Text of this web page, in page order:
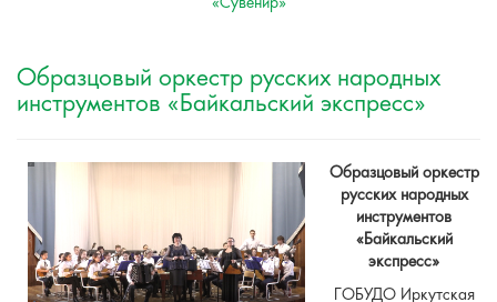
Образцовый оркестр русских народных
инструментов «Байкальский экспресс»
Образцовый оркестр
русских народных
инструментов
«Байкальский
экспресс»
ГОБУДО Иркутская